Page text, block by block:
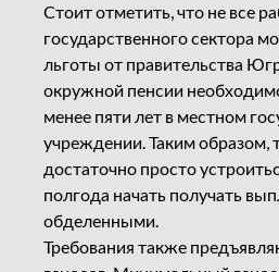
Стоит отметить, что не все
государственного сектора
льготы от правительства
окружной пенсии
менее пяти лет в местном
учреждении. Таким образом,
достаточно просто
полгода начать получать
обделенными.
Требования также